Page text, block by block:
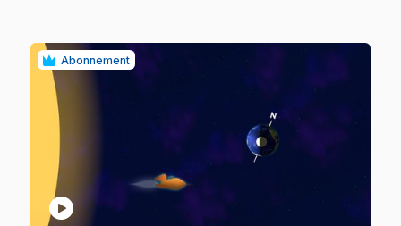
Abonnement
play_circle